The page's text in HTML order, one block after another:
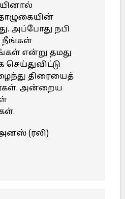
அப்போது நபி
நீங்கள்
என்று தமது
திரையைத்
அன்றைய
(ரலி)